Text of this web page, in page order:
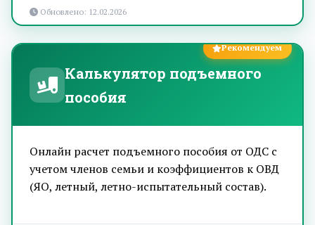
Обновлено: 12.02.2026
Рекомендуем
Калькулятор подъемного
пособия
Онлайн расчет подъемного пособия от ОДС с
учетом членов семьи и коэффициентов к ОВД
(ЯО, летный, летно-испытательный состав).